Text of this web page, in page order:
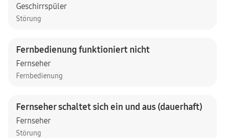
Geschirrspüler
Störung
Fernbedienung funktioniert nicht
Fernseher
Fernbedienung
Fernseher schaltet sich ein und aus (dauerhaft)
Fernseher
Störung